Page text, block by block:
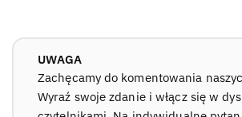
UWAGA
Zachęcamy do komentowania
Wyraź swoje zdanie i włącz się w